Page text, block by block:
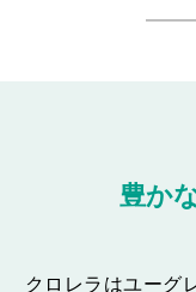
豊か
クロレラはユーグ